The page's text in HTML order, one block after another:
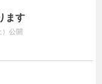
ます
公開